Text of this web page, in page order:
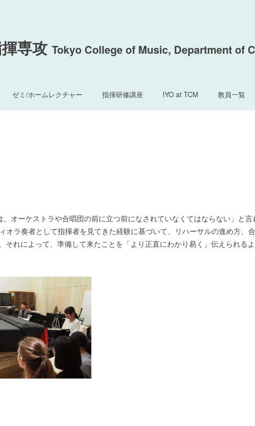
専攻 Tokyo College of Music, Department of
ゼミ/ホームレクチャー 指揮研修講座 IYO at TCM 教員一覧
、オーケストラや合唱団の前に立つ前になされていなくてはならない」と言
オラ奏者として指揮者を見てきた経験に基づいて、リハーサルの進め方、
それによって、準備して来たことを「より正直にわかり易く」伝えられる